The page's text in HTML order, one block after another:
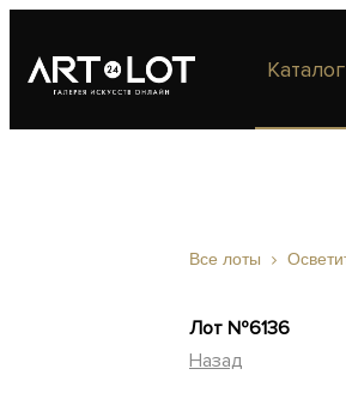
Все лоты
Лот №6136
Назад